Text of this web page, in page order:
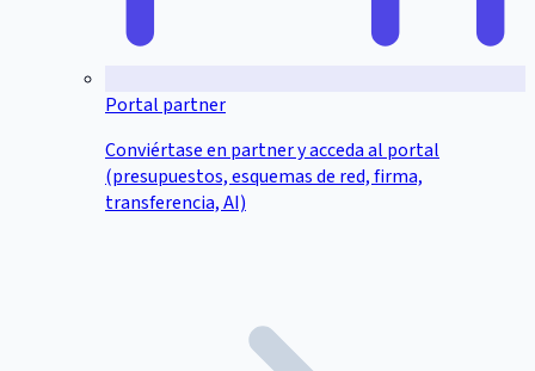
Portal partner
Conviértase en partner y acceda al portal
(presupuestos, esquemas de red, firma,
transferencia, AI)